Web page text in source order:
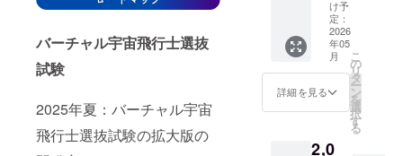
バーチャル宇宙飛行士選抜
試験
2025年夏：バーチャル宇宙
飛行士選抜試験の拡大版の
たしま
す。
ご入力
くださ
い。 ※
実施時
期など
の詳細
につい
ては、
メール
の「宇
宙体
験」ア
イデア
を、
amulap
oが企画
や打ち
から一
け予
定：
2026
年05
月
詳細を見る
こ
の
リ
タ
ー
ン
を
選
択
す
る
2,0